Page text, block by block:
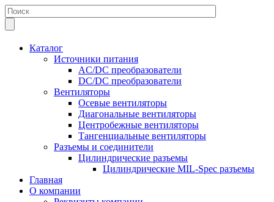
Каталог
Источники питания
AC/DC преобразователи
DC/DC преобразователи
Вентиляторы
Осевые вентиляторы
Диагональные вентиляторы
Центробежные вентиляторы
Тангенциальные вентиляторы
Разъемы и соединители
Цилиндрические разъемы
Цилиндрические MIL-Spec разъемы
Главная
О компании